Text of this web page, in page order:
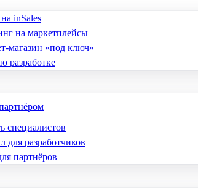
inSales
на маркетплейсы
магазин «под ключ»
разработке
специалистов
для разработчиков
партнёров